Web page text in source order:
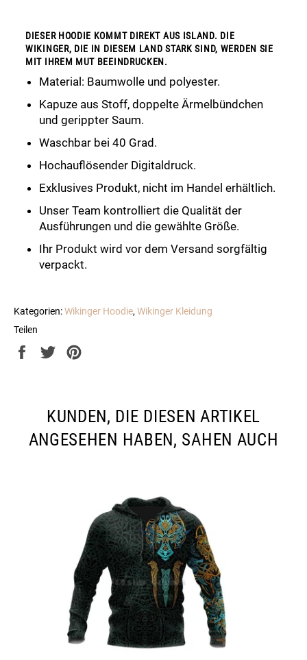
DIESER HOODIE KOMMT DIREKT AUS ISLAND. DIE
WIKINGER, DIE IN DIESEM LAND STARK SIND, WERDEN SIE
MIT IHREM MUT BEEINDRUCKEN.
Material: Baumwolle und polyester.
Kapuze aus Stoff, doppelte Ärmelbündchen
und gerippter Saum.
Waschbar bei 40 Grad.
Hochauflösender Digitaldruck.
Exklusives Produkt, nicht im Handel erhältlich.
Unser Team kontrolliert die Qualität der
Ausführungen und die gewählte Größe.
Ihr Produkt wird vor dem Versand sorgfältig
verpackt.
Kategorien:Wikinger Hoodie,Wikinger Kleidung
Teilen
Auf
Auf
KUNDEN, DIE DIESEN ARTIKEL
ANGESEHEN HABEN, SAHEN AUCH